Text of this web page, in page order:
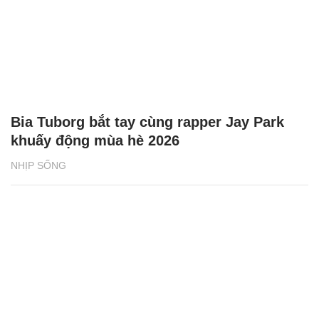
NHỊP SỐNG
Bia Tuborg bắt tay cùng rapper Jay Park
khuấy động mùa hè 2026